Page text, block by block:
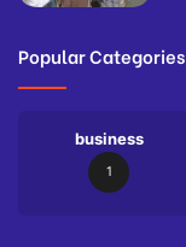
Popular Categories
business
1